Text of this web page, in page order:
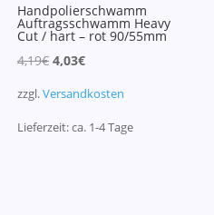
Handpolierschwamm
Auftragsschwamm Heavy
Cut / hart – rot 90/55mm
4,19€ Ursprünglicher
4,19€
4,03€Aktueller
4,03€.
zzgl.Versandkosten
Lieferzeit:ca. 1-4Tage